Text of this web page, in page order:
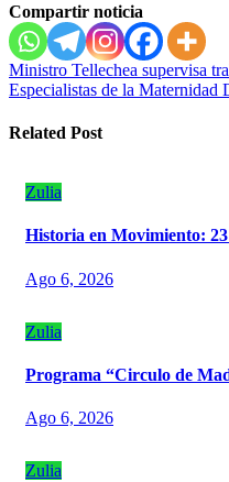
Compartir noticia
Navegación
de
entradas
Ministro Tellechea supervisa
Especialistas de la
Related Post
Zulia
Historia en Movimiento:
Ago 6, 2026
Zulia
Programa “Circulo de
Ago 6, 2026
Zulia